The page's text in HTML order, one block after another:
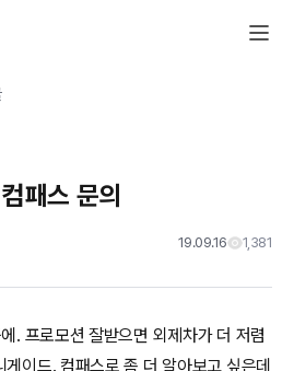
패스 문의
19.09.16 1,381
. 프로모션 잘받으면 외제차가 더 저렴
이드. 컴패스로 좀 더 알아보고 싶은데